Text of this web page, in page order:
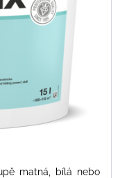
matná, bílá nebo